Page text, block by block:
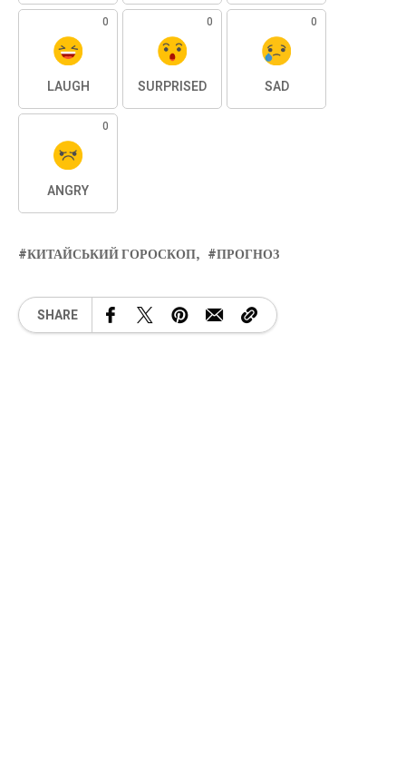
0
LAUGH
0
SURPRISED
0
SAD
0
ANGRY
КИТАЙСЬКИЙ ГОРОСКОП ПРОГНОЗ
SHARE